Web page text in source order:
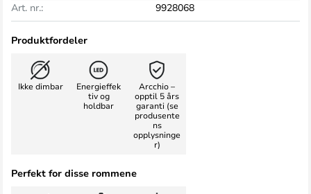
Art. nr.:
9928068
Produktfordeler
Ikke dimbar
Energieffek
tiv og
holdbar
Arcchio –
opptil 5 års
garanti (se
produsente
ns
opplysninge
r)
Perfekt for disse rommene